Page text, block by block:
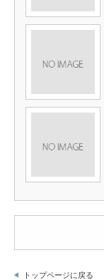
トップページに戻る